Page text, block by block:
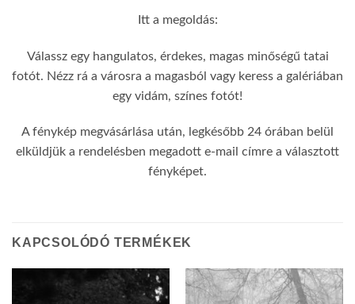
Itt a megoldás:
Válassz egy hangulatos, érdekes, magas minőségű tatai
fotót. Nézz rá a városra a magasból vagy keress a galériában
egy vidám, színes fotót!
A fénykép megvásárlása után, legkésőbb 24 órában belül
elküldjük a rendelésben megadott e-mail címre a választott
fényképet.
KAPCSOLÓDÓ TERMÉKEK